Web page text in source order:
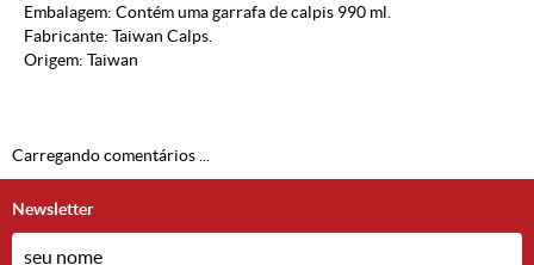
Embalagem: Contém uma garrafa de calpis 990 ml.
Fabricante: Taiwan Calps.
Origem: Taiwan
Carregando comentários ...
Newsletter